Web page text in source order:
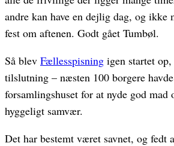
andre kan have en dejlig dag, og ikke
fest om aftenen. Godt gået Tumbøl.
Så blev Fællesspisning igen startet
tilslutning – næsten 100 borgere
forsamlingshuset for at nyde god mad
hyggeligt samvær.
Det har bestemt været savnet, og fedt